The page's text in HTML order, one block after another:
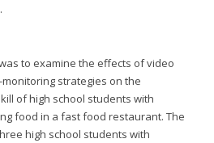
to examine the effects of video
strategies on the
of high school students with
food in a fast food restaurant. The
high school students with